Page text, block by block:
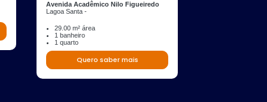
Avenida Acadêmico Nilo Figueiredo
Lagoa Santa -
29.00 m² área
1 banheiro
1 quarto
Quero saber mais